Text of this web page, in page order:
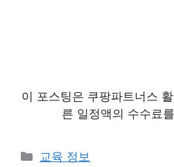
이 포스팅은 쿠팡파트너스
른 일정액의 수수료
카
교육 정보